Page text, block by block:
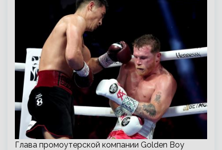
Глава промоутерской компании Golden Boy